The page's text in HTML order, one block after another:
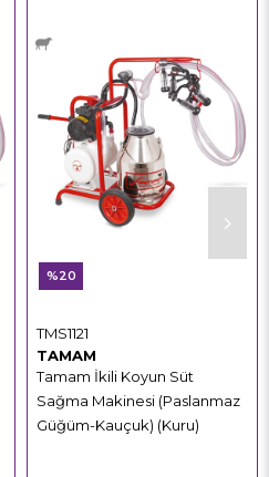
TAMAM
Tamam İkili Koyun Süt
Sağma Makinesi (Paslanmaz
Güğüm-Kauçuk) (Kuru)
TMS1121
%20